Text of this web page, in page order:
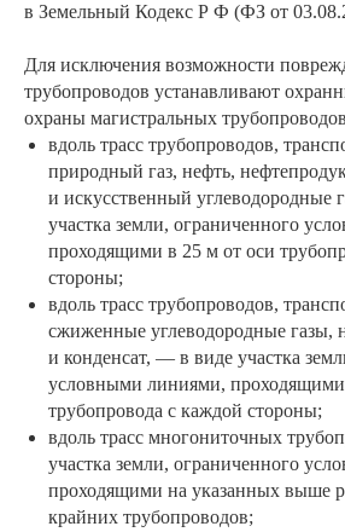
в Земельный Кодекс Р Ф (ФЗ от
Для исключения возможности
трубопроводов устанавливают
охраны магистральных
вдоль трасс трубопроводов,
природный газ, нефть,
и искусственный углеводородные
участка земли, ограниченного
проходящими в 25 м от оси
стороны;
вдоль трасс трубопроводов,
сжиженные углеводородные газы,
и конденсат, — в виде участка
условными линиями, проходящими
трубопровода с каждой стороны;
вдоль трасс многониточных
участка земли, ограниченного
проходящими на указанных выше
крайних трубопроводов;